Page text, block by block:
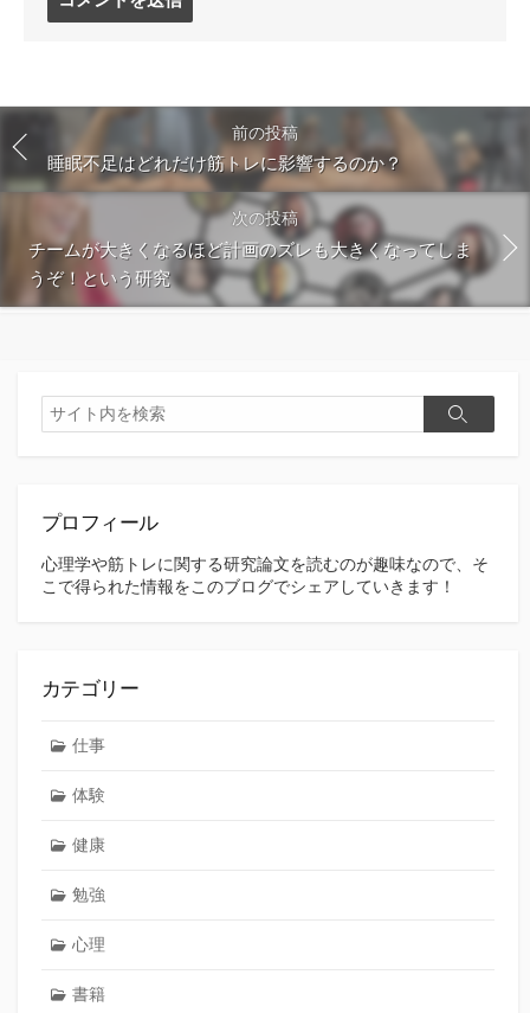
る
前の投稿
睡眠不足はどれだけ筋トレに影響するのか？
次の投稿
チームが大きくなるほど計画のズレも大きくなってしま
うぞ！という研究
検
索
検
プロフィール
心理学や筋トレに関する研究論文を読むのが趣味なので、そ
こで得られた情報をこのブログでシェアしていきます！
カテゴリー
仕事
体験
健康
勉強
心理
書籍